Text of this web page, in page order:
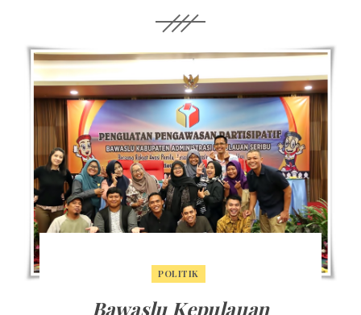
POLITIK
Bawaslu Kepulauan